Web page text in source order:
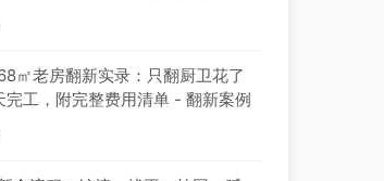
㎡老房翻新实录：只翻厨卫花了
完工，附完整费用清单 - 翻新案例